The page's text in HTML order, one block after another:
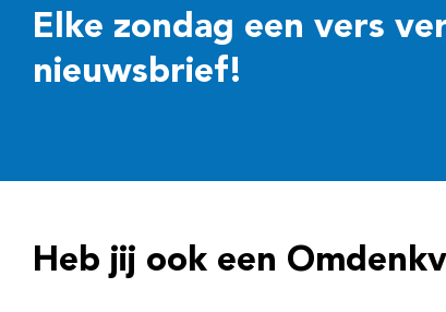
Elke zondag een vers
nieuwsbrief!
Heb jij ook een